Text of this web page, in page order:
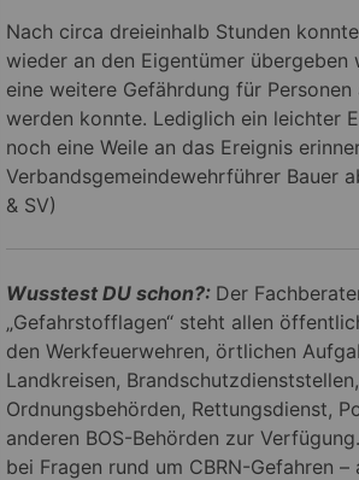
Nach circa dreieinhalb Stunden
wieder an den Eigentümer übergeben
eine weitere Gefährdung für Personen
werden konnte. Lediglich ein leichter
noch eine Weile an das Ereignis
Verbandsgemeindewehrführer Bauer
& SV)
Wusstest DU schon?: Der
„Gefahrstofflagen“ steht allen
den Werkfeuerwehren, örtlichen
Landkreisen, Brandschutzdienststellen,
Ordnungsbehörden, Rettungsdienst,
anderen BOS-Behörden zur
bei Fragen rund um CBRN-Gefahren